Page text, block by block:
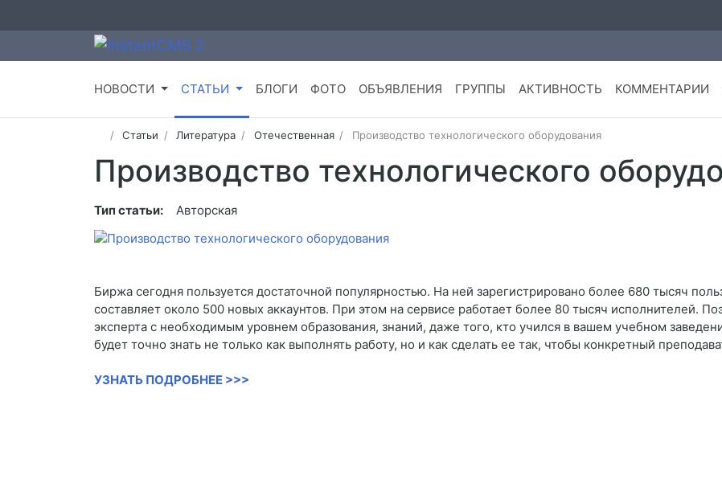
НОВОСТИ СТАТЬИ БЛОГИ ФОТО ОБЪЯВЛЕНИЯ ГРУППЫ АКТИВНОСТЬ КОММЕНТАРИИ
Статьи Литература Отечественная Производство технологического оборудования
Производство технологического
Тип статьи: Авторская
Биржа сегодня пользуется достаточной популярностью. На ней зарегистрировано более 680 тысяч
составляет около 500 новых аккаунтов. При этом на сервисе работает более 80 тысяч исполнителей.
эксперта с необходимым уровнем образования, знаний, даже того, кто учился в вашем учебном
будет точно знать не только как выполнять работу, но и как сделать ее так, чтобы конкретный
УЗНАТЬ ПОДРОБНЕЕ >>>